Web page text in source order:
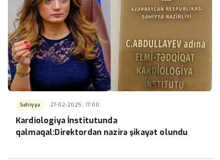
Səhiyyə 27-02-2025, 17:00
Kardiologiya İnstitutunda
qalmaqal:Direktordan nazirə şikayət olundu